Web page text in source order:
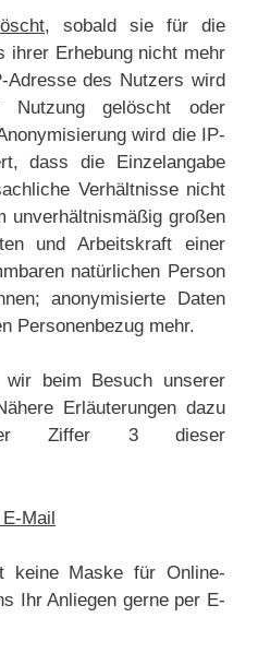
, sobald sie für die
ihrer Erhebung nicht mehr
des Nutzers wird
Nutzung gelöscht oder
wird die IP-
dass die Einzelangabe
Verhältnisse nicht
unverhältnismäßig großen
und Arbeitskraft einer
natürlichen Person
anonymisierte Daten
Personenbezug mehr.
wir beim Besuch unserer
Erläuterungen dazu
Ziffer 3 dieser
Mail
keine Maske für Online-
Ihr Anliegen gerne per E-